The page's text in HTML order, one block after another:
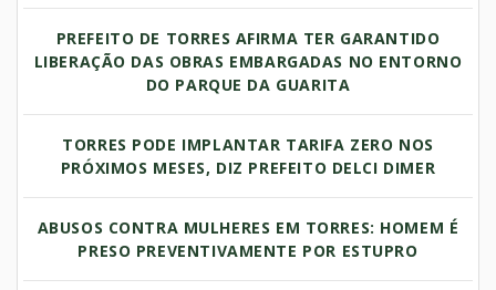
PREFEITO DE TORRES AFIRMA TER GARANTIDO
LIBERAÇÃO DAS OBRAS EMBARGADAS NO ENTORNO
DO PARQUE DA GUARITA
TORRES PODE IMPLANTAR TARIFA ZERO NOS
PRÓXIMOS MESES, DIZ PREFEITO DELCI DIMER
ABUSOS CONTRA MULHERES EM TORRES: HOMEM É
PRESO PREVENTIVAMENTE POR ESTUPRO